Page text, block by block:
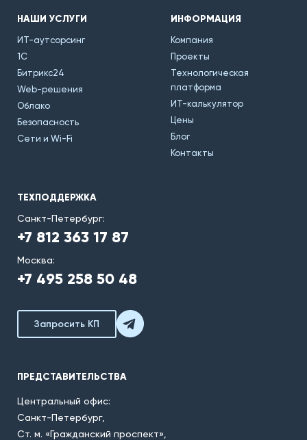
НАШИ УСЛУГИ
ИТ-аутсорсинг
1С
Битрикс24
Web-решения
Облако
Безопасность
Сети и Wi-Fi
ИНФОРМАЦИЯ
Компания
Проекты
Технологическая
платформа
ИТ-калькулятор
Цены
Блог
Контакты
ТЕХПОДДЕРЖКА
Санкт-Петербург:
+7 812 363 17 87
Москва:
+7 495 258 50 48
Запросить КП
ПРЕДСТАВИТЕЛЬСТВА
Центральный офис:
Санкт-Петербург,
Ст. м. «Гражданский проспект»,